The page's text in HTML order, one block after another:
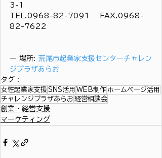
3-1
TEL.0968-82-7091 　FAX.0968-
82-7622
ー 場所: 荒尾市起業家支援センターチャレン
ジプラザあらお
タグ：
女性起業家支援SNS活用 WEB制作 ホームページ活用
チャレンジプラザあらお 経営相談会
創業・経営支援
マーケティング